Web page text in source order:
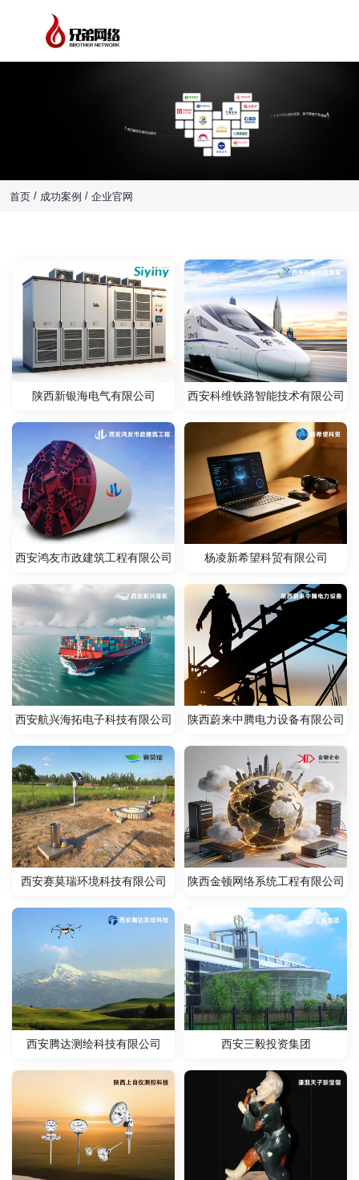
创新网站设计，品牌数字营销
为企业创造价值，我们懂技术，更懂营销
首页 / 成功案例 / 企业官网
政府/单位/学校 外贸网站
陕西省纺织科学研究院
西安凯德液压机电有限责任公司
陕西新银海电气有限公司 西安科维铁路智能技术有限公司
西安鸿友市政建筑工程有限公司 杨凌新希望科贸有限公司
西安航兴海拓电子科技有限公司 陕西蔚来中腾电力设备有限公司
西安赛莫瑞环境科技有限公司 陕西金顿网络系统工程有限公司
西安腾达测绘科技有限公司 西安三毅投资集团